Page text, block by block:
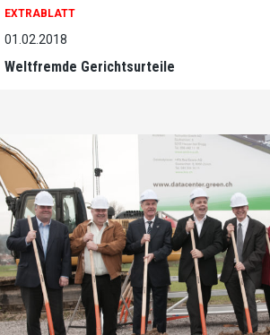
EXTRABLATT
01.02.2018
Weltfremde Gerichtsurteile